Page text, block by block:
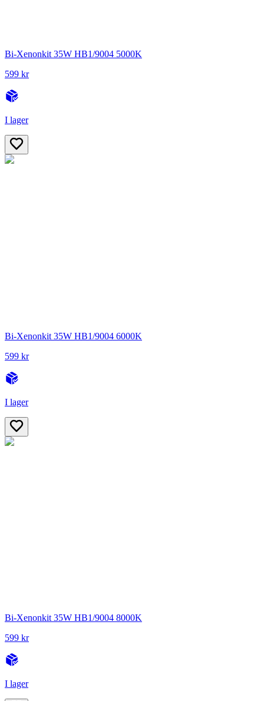
Bi-Xenonkit 35W HB1/9004 5000K
599 kr
I lager
Bi-Xenonkit 35W HB1/9004 6000K
599 kr
I lager
Bi-Xenonkit 35W HB1/9004 8000K
599 kr
I lager